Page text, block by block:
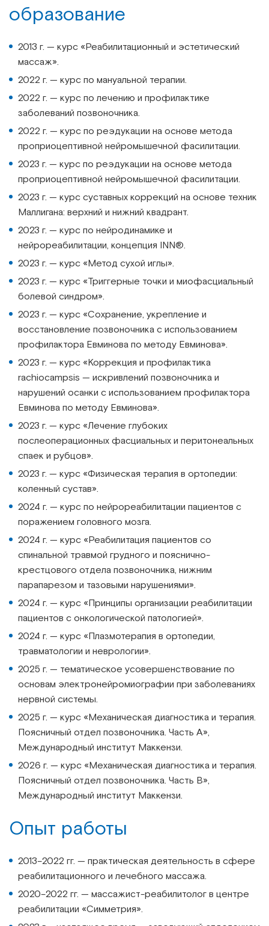
образование
2013 г. — курс «Реабилитационный и эстетический
массаж».
2022 г. — курс по мануальной терапии.
2022 г. — курс по лечению и профилактике
заболеваний позвоночника.
2022 г. — курс по реэдукации на основе метода
проприоцептивной нейромышечной фасилитации.
2023 г. — курс по реэдукации на основе метода
проприоцептивной нейромышечной фасилитации.
2023 г. — курс суставных коррекций на основе техник
Маллигана: верхний и нижний квадрант.
2023 г. — курс по нейродинамике и
нейрореабилитации, концепция INN®.
2023 г. — курс «Метод сухой иглы».
2023 г. — курс «Триггерные точки и миофасциальный
болевой синдром».
2023 г. — курс «Сохранение, укрепление и
восстановление позвоночника с использованием
профилактора Евминова по методу Евминова».
2023 г. — курс «Коррекция и профилактика
rachiocampsis — искривлений позвоночника и
нарушений осанки с использованием профилактора
Евминова по методу Евминова».
2023 г. — курс «Лечение глубоких
послеоперационных фасциальных и перитонеальных
спаек и рубцов».
2023 г. — курс «Физическая терапия в ортопедии:
коленный сустав».
2024 г. — курс по нейрореабилитации пациентов с
поражением головного мозга.
2024 г. — курс «Реабилитация пациентов со
спинальной травмой грудного и пояснично-
крестцового отдела позвоночника, нижним
парапарезом и тазовыми нарушениями».
2024 г. — курс «Принципы организации реабилитации
пациентов с онкологической патологией».
2024 г. — курс «Плазмотерапия в ортопедии,
травматологии и неврологии».
2025 г. — тематическое усовершенствование по
основам электронейромиографии при заболеваниях
нервной системы.
2025 г. — курс «Механическая диагностика и терапия.
Поясничный отдел позвоночника. Часть А»,
Международный институт Маккензи.
2026 г. — курс «Механическая диагностика и терапия.
Поясничный отдел позвоночника. Часть B»,
Международный институт Маккензи.
Опыт работы
2013–2022 гг. — практическая деятельность в сфере
реабилитационного и лечебного массажа.
2020–2022 гг. — массажист-реабилитолог в центре
реабилитации «Симметрия».